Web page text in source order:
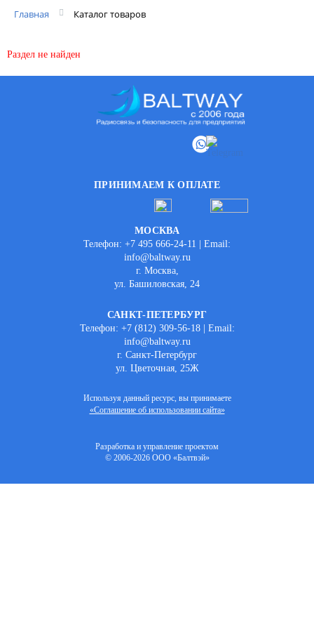
Главная Каталог товаров
Раздел не найден
ПРИНИМАЕМ К ОПЛАТЕ
МОСКВА
Телефон: +7 495 666-24-11 | Email:
info@baltway.ru
г. Москва,
ул. Башиловская, 24
САНКТ-ПЕТЕРБУРГ
Телефон: +7 (812) 309-56-18 | Email:
info@baltway.ru
г. Санкт-Петербург
ул. Цветочная, 25Ж
Разработка и управление проектом
© 2006-2026 ООО «Балтвэй»
Используя данный ресурс, вы принимаете
«Соглашение об использовании сайта»